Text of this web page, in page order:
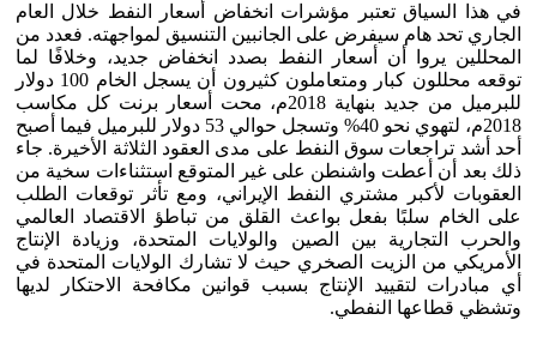
في هذا السياق تعتبر مؤشرات انخفاض أسعار النفط خلال العام
الجاري تحد هام سيفرض على الجانبين التنسيق لمواجهته. فعدد من
المحللين يروا أن أسعار النفط بصدد انخفاض جديد، وخلافًا لما
توقعه محللون كبار ومتعاملون كثيرون أن يسجل الخام 100 دولار
للبرميل من جديد بنهاية 2018م، محت أسعار برنت كل مكاسب
2018م، لتهوي نحو 40% وتسجل حوالي 53 دولار للبرميل فيما أصبح
أحد أشد تراجعات سوق النفط على مدى العقود الثلاثة الأخيرة. جاء
ذلك بعد أن أعطت واشنطن على غير المتوقع استثناءات سخية من
العقوبات لأكبر مشتري النفط الإيراني، ومع تأثر توقعات الطلب
على الخام سلبًا بفعل بواعث القلق من تباطؤ الاقتصاد العالمي
والحرب التجارية بين الصين والولايات المتحدة، وزيادة الإنتاج
الأمريكي من الزيت الصخري حيث لا تشارك الولايات المتحدة في
أي مبادرات لتقييد الإنتاج بسبب قوانين مكافحة الاحتكار لديها
وتشظي قطاعها النفطي.